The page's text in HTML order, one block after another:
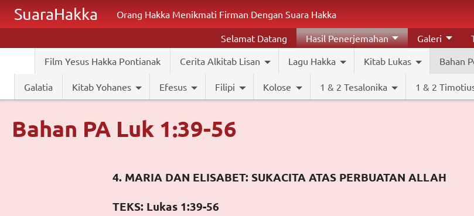
Lompat ke isi utama
SuaraHakka Orang Hakka Menikmati Firman Dengan Suara Hakka
Selamat Datang
Hasil Penerjemahan
Film Yesus Hakka Pontianak
Cerita Alkitab Lisan Lagu Hakka Kitab Lukas Bahan
Galatia Kitab Yohanes Efesus Filipi Kolose 1 & 2 Tesalonika 1 & 2
Galeri
Bahan PA Luk 1:39-56
4. MARIA DAN ELISABET: SUKACITA ATAS PERBUATAN ALLAH
TEKS: Lukas 1:39-56